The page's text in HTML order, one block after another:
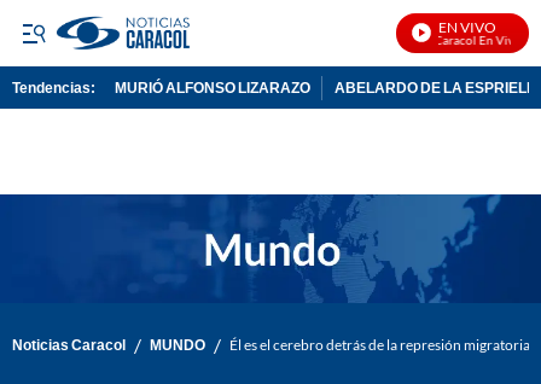
EN VIVO
Noticias Caracol En Vivo
Tendencias: MURIÓ ALFONSO LIZARAZO ABELARDO DE LA
Noticias Caracol / MUNDO / Él es el cerebro detrás de la represión migratoria